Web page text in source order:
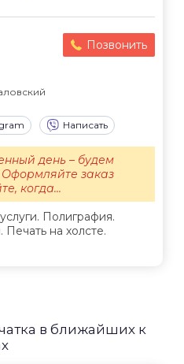
Позвонить
Написать
Полиграфия.
на холсте.
день – будем
Оформляйте заказ
когда...
в ближайших к